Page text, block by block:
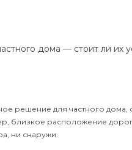
дома — стоит ли их
решение для частного дома,
близкое расположение
ни снаружи.